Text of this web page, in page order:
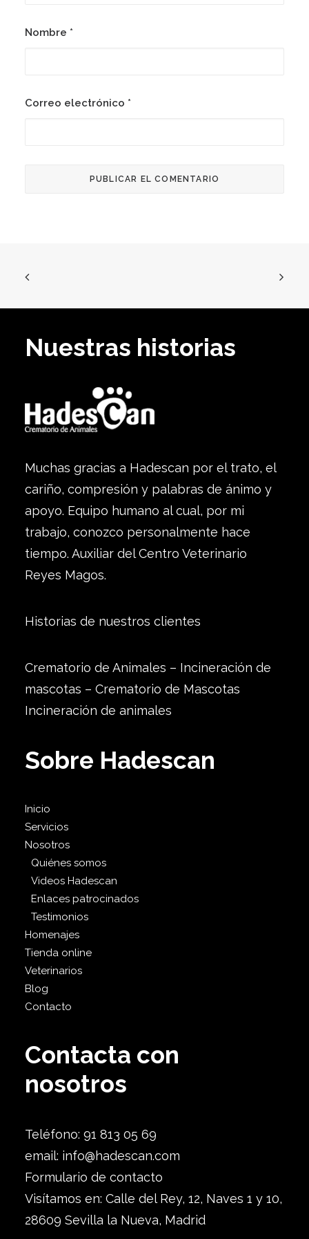
Nombre *
Correo electrónico *
Nuestras historias
Muchas gracias a Hadescan por el trato, el
cariño, compresión y palabras de ánimo y
apoyo. Equipo humano al cual, por mi
trabajo, conozco personalmente hace
tiempo. Auxiliar del Centro Veterinario
Reyes Magos.
Historias de nuestros clientes
Crematorio de Animales – Incineración de
mascotas – Crematorio de Mascotas
Incineración de animales
Sobre Hadescan
Inicio
Servicios
Nosotros
Quiénes somos
Videos Hadescan
Enlaces patrocinados
Testimonios
Homenajes
Tienda online
Veterinarios
Blog
Contacto
Contacta con
nosotros
Teléfono: 91 813 05 69
email: info@hadescan.com
Formulario de contacto
Visítamos en: Calle del Rey, 12, Naves 1 y 10,
28609 Sevilla la Nueva, Madrid